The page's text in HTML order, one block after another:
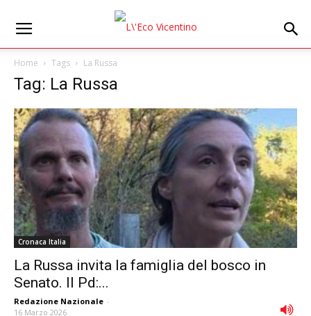
Home Tags La Russa
Tag: La Russa
Cronaca Italia
La Russa invita la famiglia del bosco in
Senato. Il Pd:...
Redazione Nazionale -
16 Marzo 2026